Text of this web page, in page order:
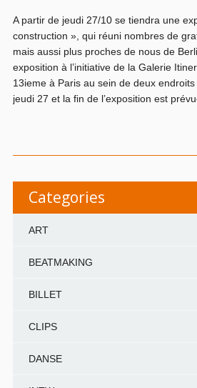
A partir de jeudi 27/10 se tiendra une
construction », qui réuni nombres de
mais aussi plus proches de nous de
exposition à l’initiative de la Galerie
13ieme à Paris au sein de deux
jeudi 27 et la fin de l’exposition est
Categories
ART
BEATMAKING
BILLET
CLIPS
DANSE